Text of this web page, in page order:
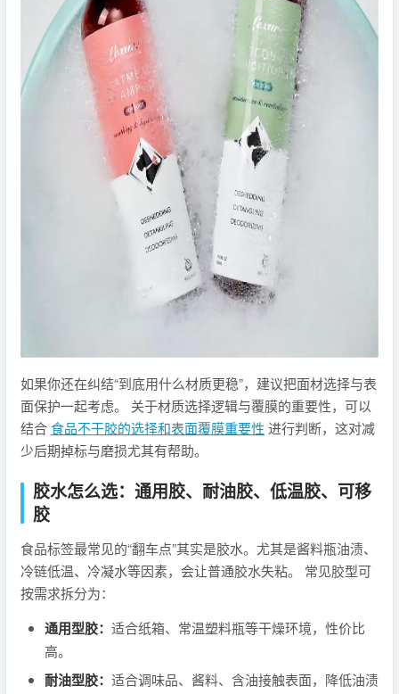
如果你还在纠结“到底用什么材质更稳”，建议把面材选择与表
面保护一起考虑。 关于材质选择逻辑与覆膜的重要性，可以
结合食品不干胶的选择和表面覆膜重要性 进行判断，这对减
少后期掉标与磨损尤其有帮助。
胶水怎么选：通用胶、耐油胶、低温胶、可移
胶
食品标签最常见的“翻车点”其实是胶水。尤其是酱料瓶油渍、
冷链低温、冷凝水等因素，会让普通胶水失粘。 常见胶型可
按需求拆分为：
通用型胶： 适合纸箱、常温塑料瓶等干燥环境，性价比
高。
耐油型胶： 适合调味品、酱料、含油接触表面，降低油渍